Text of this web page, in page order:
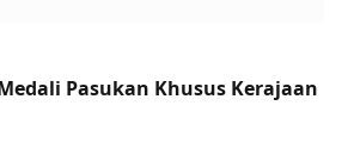
Pasukan Khusus Kerajaan